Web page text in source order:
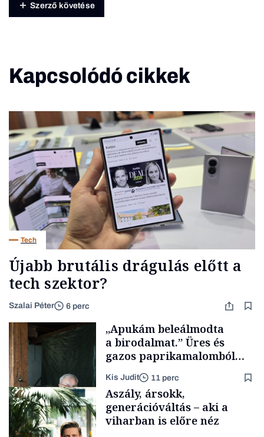
Szerző követése
Kapcsolódó cikkek
Tech
Újabb brutális drágulás előtt a
tech szektor?
Szalai Péter 6 perc
„Apukám beleálmodta
a birodalmat.” Üres és
gazos paprikamalomból
lett az igazi családi
fűszersztori
Kis Judit 11 perc
Aszály, ársokk,
generációváltás – aki a
viharban is előre néz